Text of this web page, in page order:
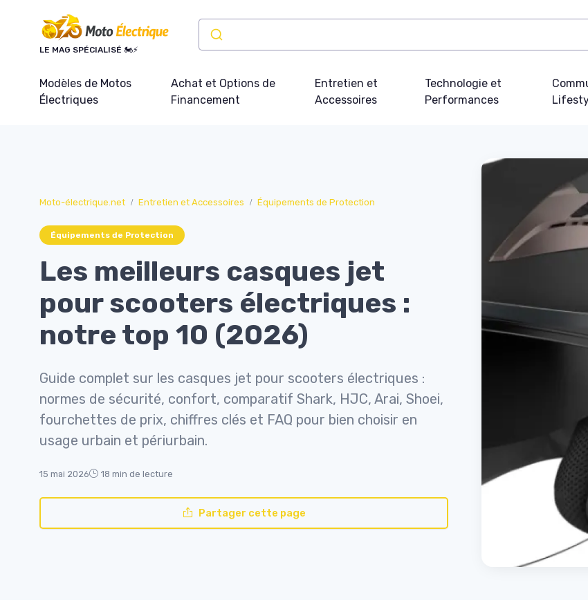
LE MAG SPÉCIALISÉ 🏍️⚡
Modèles de Motos
Électriques
Achat et Options de
Financement
Entretien et
Accessoires
Technologie et
Performances
Moto-électrique.net Entretien et Accessoires Équipements de Protection
Équipements de Protection
Les meilleurs casques jet
pour scooters électriques :
notre top 10 (2026)
Guide complet sur les casques jet pour scooters électriques :
normes de sécurité, confort, comparatif Shark, HJC, Arai, Shoei,
fourchettes de prix, chiffres clés et FAQ pour bien choisir en
usage urbain et périurbain.
15 mai 2026 18 min de lecture
Partager cette page